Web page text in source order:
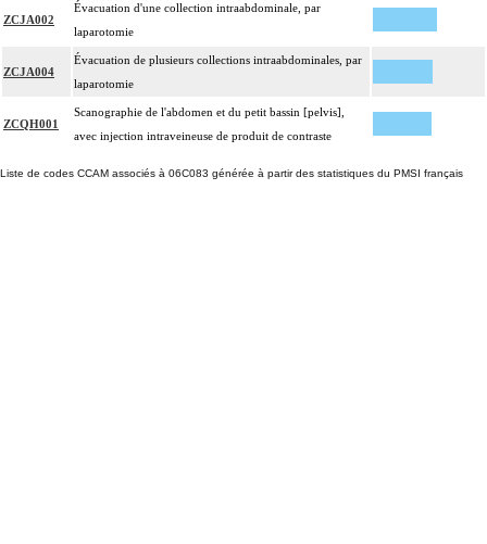
ZCJA002
Évacuation d'une collection intraabdominale, par
laparotomie
ZCJA004
Évacuation de plusieurs collections intraabdominales, par
laparotomie
ZCQH001
Scanographie de l'abdomen et du petit bassin [pelvis],
avec injection intraveineuse de produit de contraste
Liste de codes CCAM associés à 06C083 générée à partir des statistiques du PMSI français